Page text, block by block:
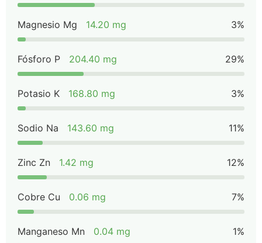
Magnesio Mg 14.20 mg 3%
Fósforo P 204.40 mg 29%
Potasio K 168.80 mg 3%
Sodio Na 143.60 mg 11%
Zinc Zn 1.42 mg 12%
Cobre Cu 0.06 mg 7%
Manganeso Mn 0.04 mg 1%